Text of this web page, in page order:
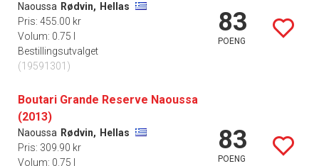
Naoussa Rødvin, Hellas
Pris: 455.00 kr
Volum: 0.75 l
Bestillingsutvalget
(19591301)
83
POENG
Boutari Grande Reserve Naoussa
(2013)
Naoussa Rødvin, Hellas
Pris: 309.90 kr
Volum: 0.75 l
83
POENG